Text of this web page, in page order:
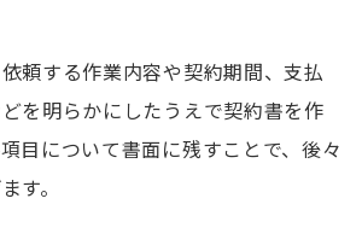
頼する作業内容や契約期間、支払
を明らかにしたうえで契約書を作
目について書面に残すことで、後々
す。